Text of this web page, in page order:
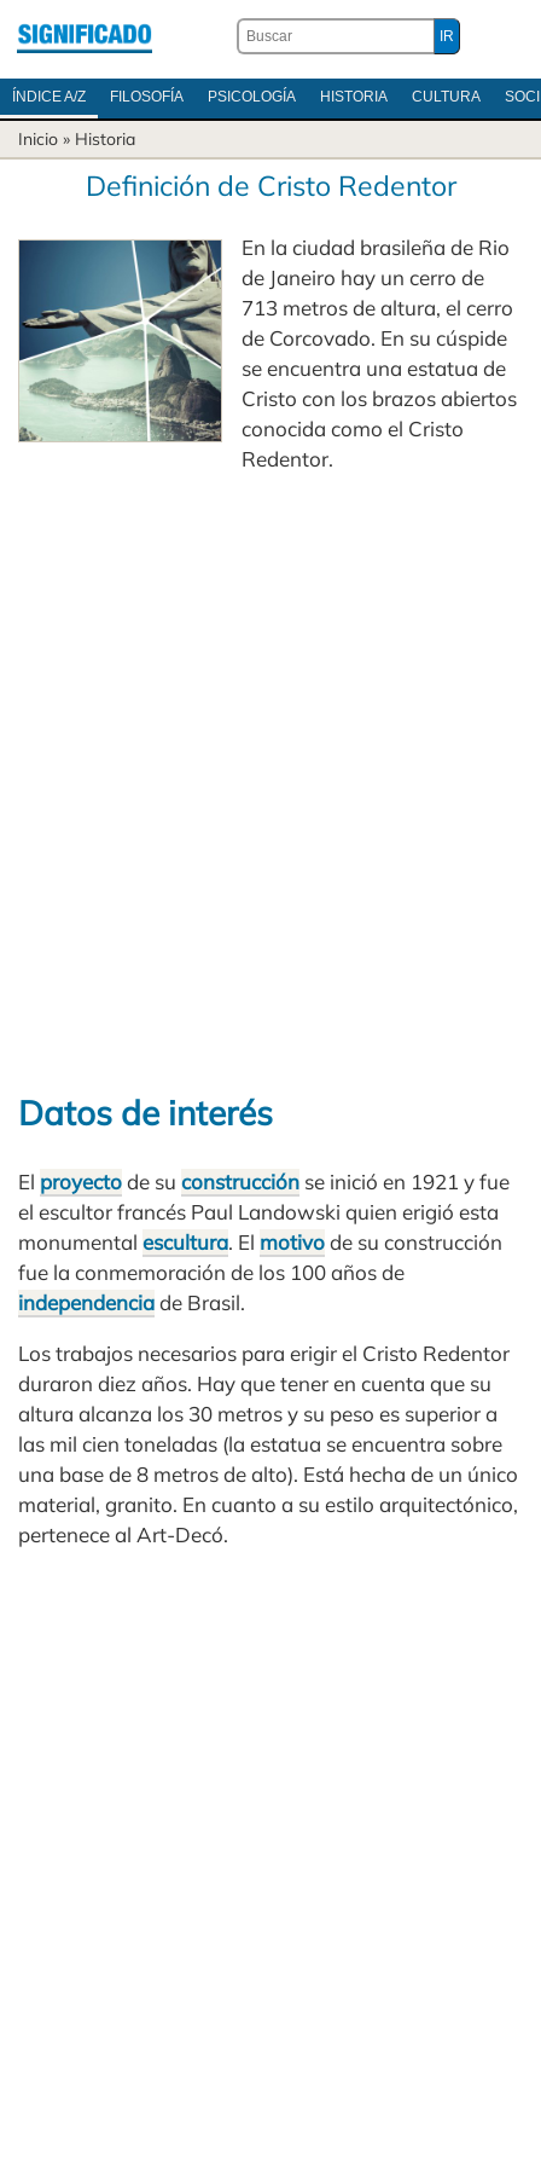
ÍNDICE A/Z FILOSOFÍA PSICOLOGÍA HISTORIA CULTURA
Inicio » Historia
Definición de Cristo Redentor
En la ciudad brasileña de Rio
de Janeiro hay un cerro de
713 metros de altura, el cerro
de Corcovado. En su cúspide
se encuentra una estatua de
Cristo con los brazos abiertos
conocida como el Cristo
Redentor.
Datos de interés
El proyectode su construcción se inició en 1921 y fue
el escultor francés Paul Landowski quien erigió esta
monumental escultura. El motivode su construcción
fue la conmemoración de los 100 años de
independenciade Brasil.
Los trabajos necesarios para erigir el Cristo Redentor
duraron diez años. Hay que tener en cuenta que su
altura alcanza los 30 metros y su peso es superior a
las mil cien toneladas (la estatua se encuentra sobre
una base de 8 metros de alto). Está hecha de un único
material, granito. En cuanto a su estilo arquitectónico,
pertenece al Art-Decó.